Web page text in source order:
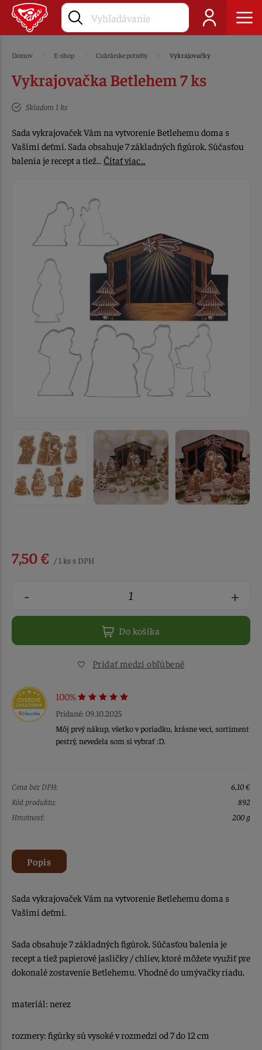
Domov E-shop Cukrárske potreby Vykrajovačky
Vykrajovačka Betlehem 7 ks
Skladom 1 ks
Sada vykrajovaček Vám na vytvorenie Betlehemu doma s
Vašími deťmi. Sada obsahuje 7 základných figúrok. Súčasťou
balenia je recept a tiež… Čítať viac…
7,50 € / 1 ks s DPH
- +
Do košíka
Pridať medzi obľúbené
100%
Pridané: 09.10.2025
Môj prvý nákup, všetko v poriadku, krásne veci, sortiment
pestrý, nevedela som si vybrať :D.
Cena bez DPH:
6,10 €
Kód produktu:
892
Hmotnosť:
200 g
Popis
Sada vykrajovaček Vám na vytvorenie Betlehemu doma s
Vašími deťmi.
Sada obsahuje 7 základných figúrok. Súčasťou balenia je
recept a tiež papierové jasličky / chliev, ktoré môžete využiť pre
dokonalé zostavenie Betlehemu. Vhodné do umývačky riadu.
materiál: nerez
rozmery: figúrky sú vysoké v rozmedzi od 7 do 12 cm